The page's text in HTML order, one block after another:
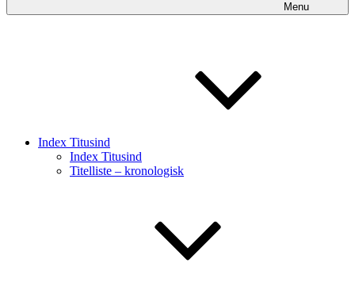
Menu
Index Titusind
Index Titusind
Titelliste – kronologisk